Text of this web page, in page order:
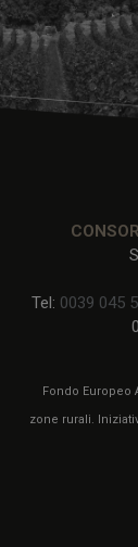
Tel: 0039 045
Fondo Europeo
zone rurali.